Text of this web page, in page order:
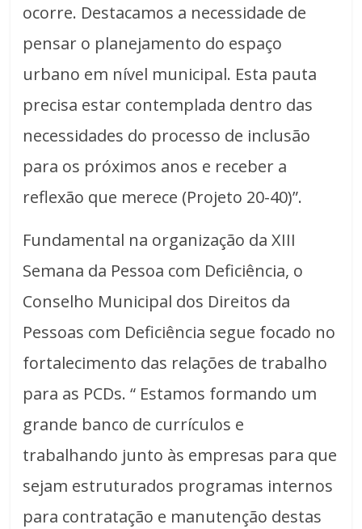
ocorre. Destacamos a necessidade de
pensar o planejamento do espaço
urbano em nível municipal. Esta pauta
precisa estar contemplada dentro das
necessidades do processo de inclusão
para os próximos anos e receber a
reflexão que merece (Projeto 20-40)”.
Fundamental na organização da XIII
Semana da Pessoa com Deficiência, o
Conselho Municipal dos Direitos da
Pessoas com Deficiência segue focado no
fortalecimento das relações de trabalho
para as PCDs. “ Estamos formando um
grande banco de currículos e
trabalhando junto às empresas para que
sejam estruturados programas internos
para contratação e manutenção destas